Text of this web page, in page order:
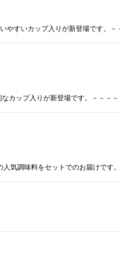
やすいカップ入りが新登場です。
カップ入りが新登場です。－－－
人気調味料をセットでのお届けで